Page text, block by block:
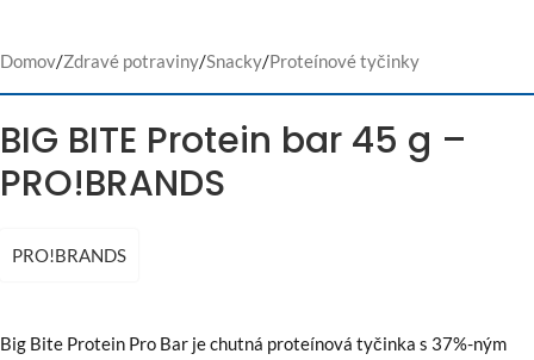
Domov/Zdravé potraviny/Snacky/Proteínové tyčinky
BIG BITE Protein bar 45 g –
PRO!BRANDS
PRO!BRANDS
Big Bite Protein Pro Bar je chutná proteínová tyčinka s 37%-ným